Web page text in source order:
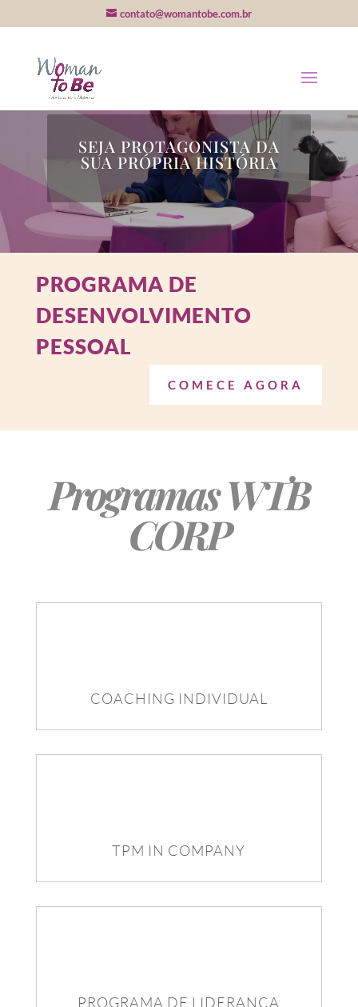
contato@womantobe.com.br
SEJA PROTAGONISTA DA
SUA PRÓPRIA HISTÓRIA
PROGRAMA DE
DESENVOLVIMENTO
PESSOAL
COMECE AGORA
Programas WTB
CORP
COACHING INDIVIDUAL
TPM IN COMPANY
PROGRAMA DE LIDERANÇA